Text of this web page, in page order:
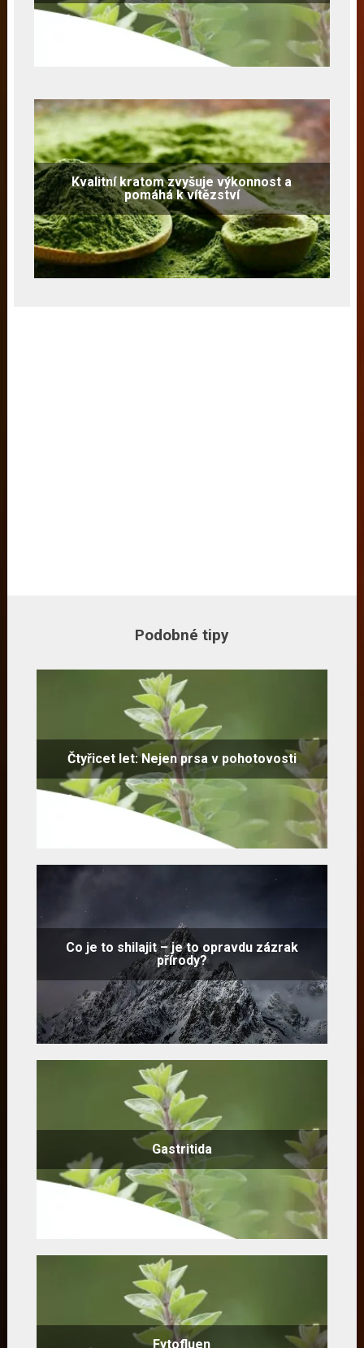
Kvalitní kratom zvyšuje výkonnost a
pomáhá k vítězství
Podobné tipy
Čtyřicet let: Nejen prsa v pohotovosti
Co je to shilajit – je to opravdu zázrak
přírody?
Gastritida
Fytofluen